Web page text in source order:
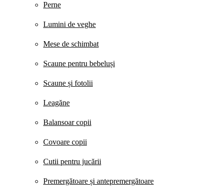
Perne
Lumini de veghe
Mese de schimbat
Scaune pentru bebeluși
Scaune și fotolii
Leagăne
Balansoar copii
Covoare copii
Cutii pentru jucării
Premergătoare și antepremergătoare